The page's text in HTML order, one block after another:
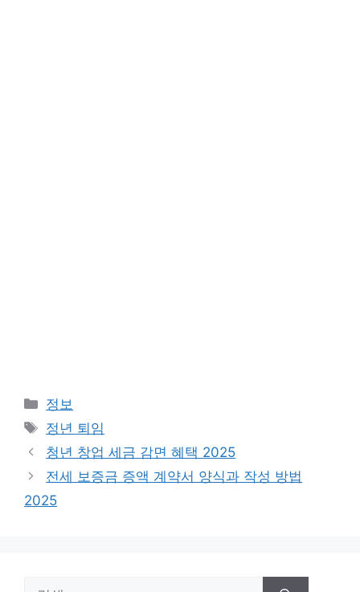
카
테
고
리
정보
태
그
정년 퇴임
청년 창업 세금 감면 혜택 2025
전세 보증금 증액 계약서 양식과 작성 방법
2025